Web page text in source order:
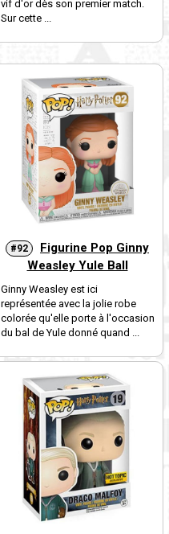
vif d'or dès son premier match.
Sur cette ...
#92
Figurine Pop Ginny
Weasley Yule Ball
Ginny Weasley est ici
représentée avec la jolie robe
colorée qu'elle porte à l'occasion
du bal de Yule donné quand ...